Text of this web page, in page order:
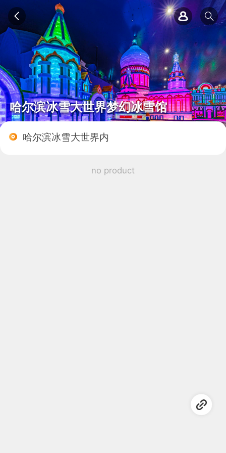
哈尔滨冰雪大世界梦幻冰雪馆
哈尔滨冰雪大世界内
no product